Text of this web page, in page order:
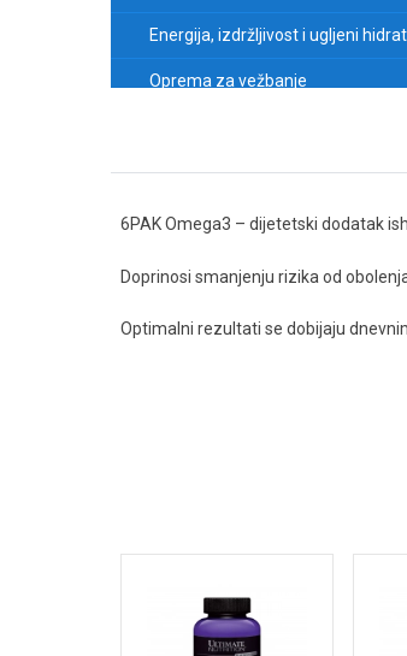
Energija, izdržljivost i ugljeni
Oprema za vežbanje
6PAK Omega3 – dijetetski dodatak
Doprinosi smanjenju rizika od
Optimalni rezultati se dobijaju